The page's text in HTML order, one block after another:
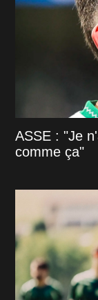
ASSE : "Je
comme ça"